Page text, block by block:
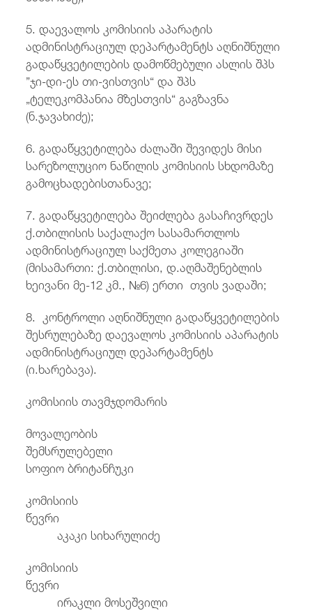
5. დაევალოს კომისიის აპარატის
ადმინისტრაციულ დეპარტამენტს აღნიშნული
გადაწყვეტილების დამოწმებული ასლის შპს
”ჯი-დი-ეს თი-ვისთვის“ და შპს
„ტელეკომპანია მზესთვის“ გაგზავნა
(ნ.ჯავახიძე);
6. გადაწყვეტილება ძალაში შევიდეს მისი
სარეზოლუციო ნაწილის კომისიის სხდომაზე
გამოცხადებისთანავე;
7. გადაწყვეტილება შეიძლება გასაჩივრდეს
ქ.თბილისის საქალაქო სასამართლოს
ადმინისტრაციულ საქმეთა კოლეგიაში
(მისამართი: ქ.თბილისი, დ.აღმაშენებლის
ხეივანი მე-12 კმ., №6) ერთი თვის ვადაში;
8. კონტროლი აღნიშნული გადაწყვეტილების
შესრულებაზე დაევალოს კომისიის აპარატის
ადმინისტრაციულ დეპარტამენტს
(ი.ხარებავა).
კომისიის თავმჯდომარის
მოვალეობის
სოფიო ბრიტანჩუკი
კომისიის
აკაკი სიხარულიძე
კომისიის
ირაკლი მოსეშვილი